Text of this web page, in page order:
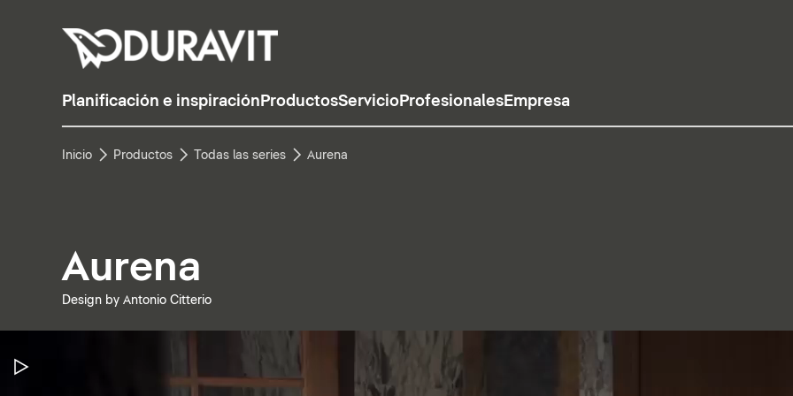
Planificación e inspiración ProductosServicioProfesionalesEmpresa
Inicio Productos Todas las series Aurena
Aurena
Design by Antonio Citterio
Pausar vídeo